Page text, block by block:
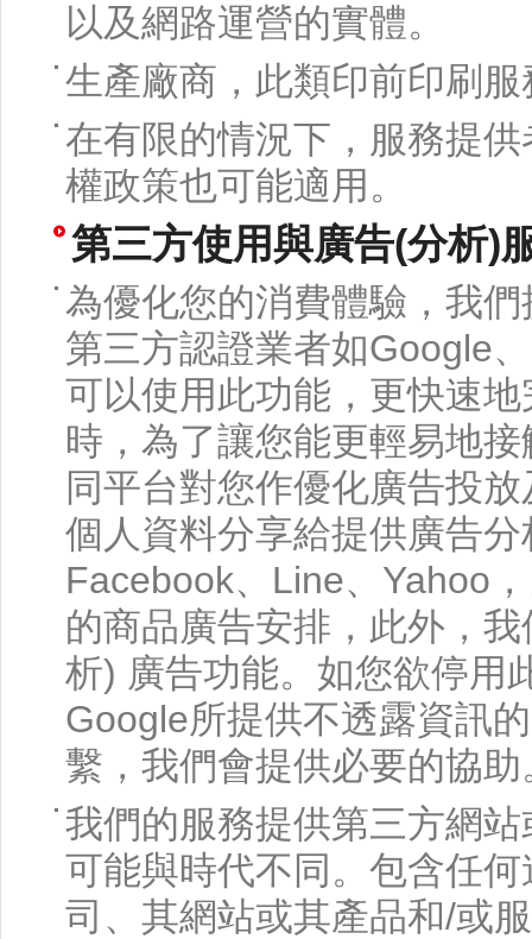
以及網路運營的實體。
生產廠商，此類印前印刷服
在有限的情況下，服務提
權政策也可能適用。
第三方使用與廣告(分析)
為優化您的消費體驗，我
第三方認證業者如Google
可以使用此功能，更快速
時，為了讓您能更輕易地
同平台對您作優化廣告投
個人資料分享給提供廣告
Facebook、Line、Yahoo
的商品廣告安排，此外，
析) 廣告功能。如您欲停用
Google所提供不透露資訊
繫，我們會提供必要的協助
我們的服務提供第三方網
可能與時代不同。包含任
司、其網站或其產品和/或